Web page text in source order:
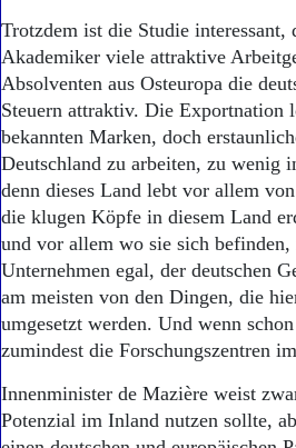
Trotzdem ist die Studie
Akademiker viele attraktive
Absolventen aus Osteuropa die
Steuern attraktiv. Die
bekannten Marken, doch
Deutschland zu arbeiten, zu wenig
denn dieses Land lebt vor allem
die klugen Köpfe in diesem Land
und vor allem wo sie sich
Unternehmen egal, der deutschen
am meisten von den Dingen, die
umgesetzt werden. Und wenn
zumindest die Forschungszentren
Innenminister de Mazière weist
Potenzial im Inland nutzen sollte,